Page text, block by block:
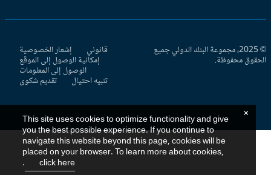
© 2025، مجموعة البنك الدولي جميع
محفوظة.
قانوني إشعار الخصوصية
إمكانية الوصول إلى الموقع
الوصول إلى المعلومات
تنبيه احتيال تقديم شكوى
This site uses cookies to optimize functionality and give
you the best possible experience. If you continue to
navigate this website beyond this page, cookies will be
placed on your browser. To learn more about cookies,
click here